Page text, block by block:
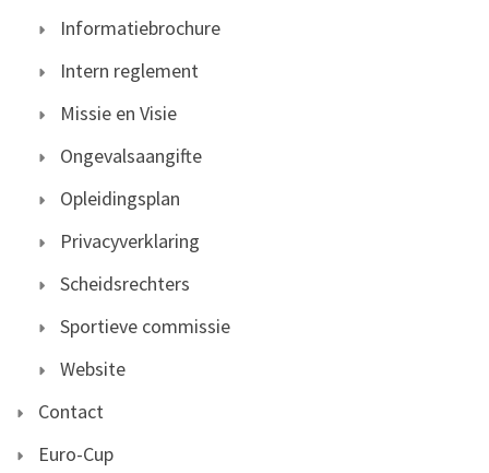
Informatiebrochure
Intern reglement
Missie en Visie
Ongevalsaangifte
Opleidingsplan
Privacyverklaring
Scheidsrechters
Sportieve commissie
Website
Contact
Euro-Cup